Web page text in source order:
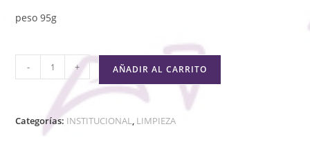
peso 95g
- + AÑADIR AL CARRITO
Categorías: INSTITUCIONAL, LIMPIEZA